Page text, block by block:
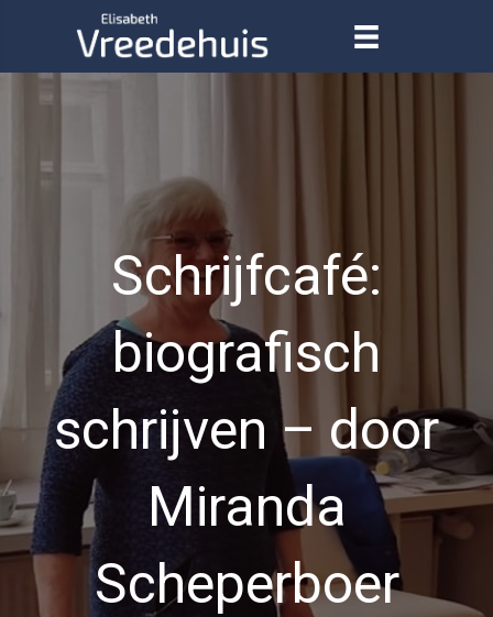
Schrijfcafé:
biografisch
schrijven – door
Miranda
Scheperboer